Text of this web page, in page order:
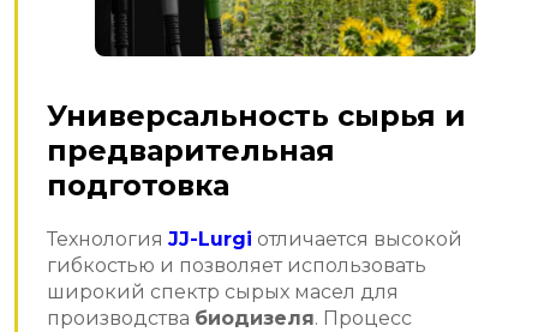
Универсальность сырья и
предварительная
подготовка
Технология JJ-Lurgi отличается высокой
гибкостью и позволяет использовать
широкий спектр сырых масел для
производства биодизеля. Процесс